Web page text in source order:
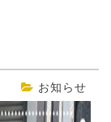
お知らせ